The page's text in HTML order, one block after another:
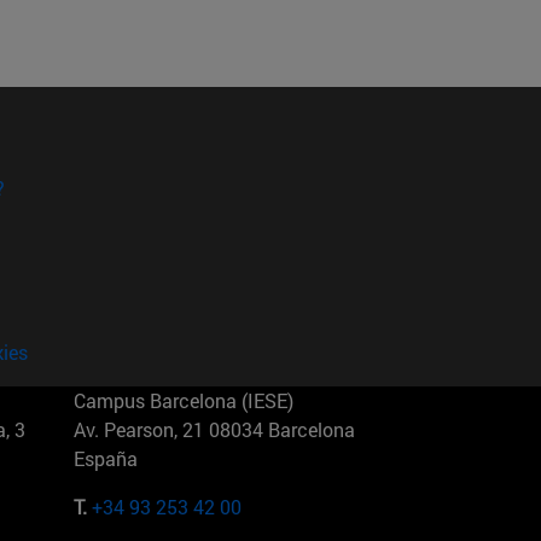
3
Campus Barcelona (IESE)
Av. Pearson, 21 08034 Barcelona
España
T.+34 93 253 42 00